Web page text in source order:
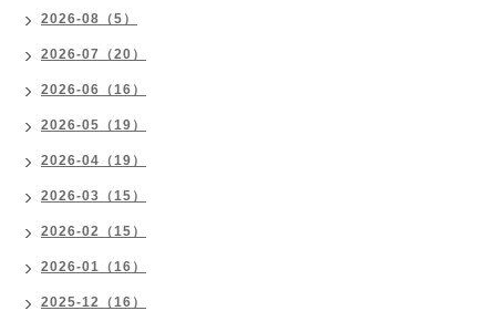
2026-08（5）
2026-07（20）
2026-06（16）
2026-05（19）
2026-04（19）
2026-03（15）
2026-02（15）
2026-01（16）
2025-12（16）